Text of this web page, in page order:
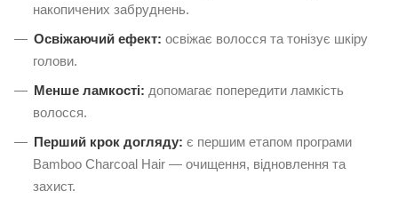
накопичених забруднень.
Освіжаючий ефект: освіжає волосся та тонізує шкіру
голови.
Менше ламкості: допомагає попередити ламкість
волосся.
Перший крок догляду: є першим етапом програми
Bamboo Charcoal Hair — очищення, відновлення та
захист.